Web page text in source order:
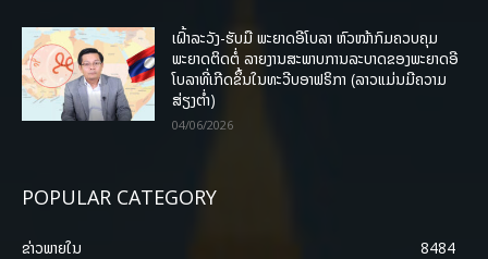
ເຝົ້າລະວັງ-ຮັບມື ພະຍາດອີໂບລາ ຫົວໜ້າກົມຄວບຄຸມ
ພະຍາດຕິດຕໍ່ ລາຍງານສະພາບການລະບາດຂອງພະຍາດອີ
ໂບລາທີ່ເກີດຂຶ້ນໃນທະວີບອາຟຣິກາ (ລາວແມ່ນມີຄວາມ
ສ່ຽງຕໍ່າ)
04/06/2026
POPULAR CATEGORY
ຂ່າວພາຍ​ໃນ
8484